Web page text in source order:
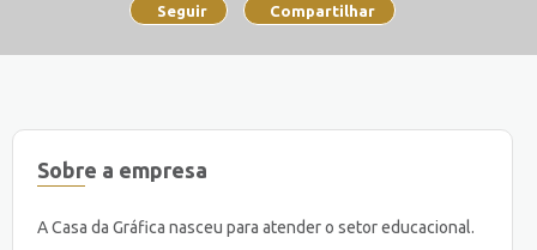
Seguir Compartilhar
Sobre a empresa
A Casa da Gráfica nasceu para atender o setor educacional.